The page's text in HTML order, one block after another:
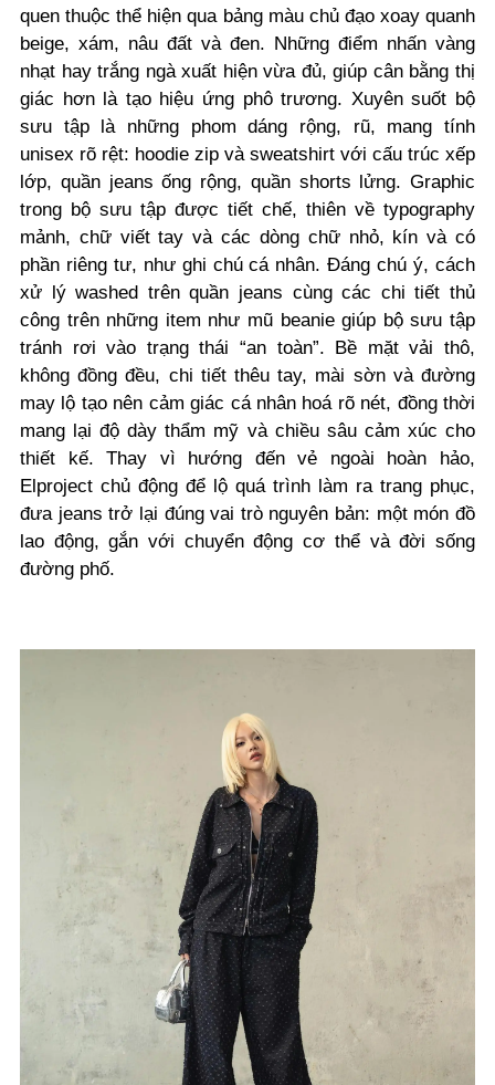
quen thuộc thể hiện qua bảng màu chủ đạo xoay quanh
beige, xám, nâu đất và đen. Những điểm nhấn vàng
nhạt hay trắng ngà xuất hiện vừa đủ, giúp cân bằng thị
giác hơn là tạo hiệu ứng phô trương. Xuyên suốt bộ
sưu tập là những phom dáng rộng, rũ, mang tính
unisex rõ rệt: hoodie zip và sweatshirt với cấu trúc xếp
lớp, quần jeans ống rộng, quần shorts lửng. Graphic
trong bộ sưu tập được tiết chế, thiên về typography
mảnh, chữ viết tay và các dòng chữ nhỏ, kín và có
phần riêng tư, như ghi chú cá nhân. Đáng chú ý, cách
xử lý washed trên quần jeans cùng các chi tiết thủ
công trên những item như mũ beanie giúp bộ sưu tập
tránh rơi vào trạng thái “an toàn”. Bề mặt vải thô,
không đồng đều, chi tiết thêu tay, mài sờn và đường
may lộ tạo nên cảm giác cá nhân hoá rõ nét, đồng thời
mang lại độ dày thẩm mỹ và chiều sâu cảm xúc cho
thiết kế. Thay vì hướng đến vẻ ngoài hoàn hảo,
Elproject chủ động để lộ quá trình làm ra trang phục,
đưa jeans trở lại đúng vai trò nguyên bản: một món đồ
lao động, gắn với chuyển động cơ thể và đời sống
đường phố.